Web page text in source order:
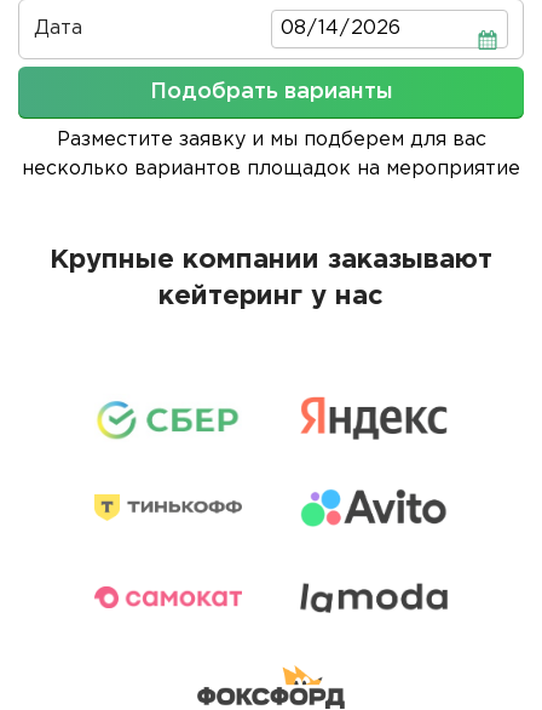
Дата Дата
Подобрать варианты
Разместите заявку и мы подберем для вас
несколько вариантов площадок на мероприятие
Крупные компании заказывают
кейтеринг у нас